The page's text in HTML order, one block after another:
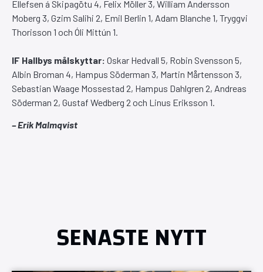
Ellefsen á Skipagötu 4, Felix Möller 3, William Andersson
Moberg 3, Gzim Salihi 2, Emil Berlin 1, Adam Blanche 1, Tryggvi
Thorisson 1 och Óli Mittún 1.
IF Hallbys målskyttar: Oskar Hedvall 5, Robin Svensson 5,
Albin Broman 4, Hampus Söderman 3, Martin Mårtensson 3,
Sebastian Waage Mossestad 2, Hampus Dahlgren 2, Andreas
Söderman 2, Gustaf Wedberg 2 och Linus Eriksson 1.
– Erik Malmqvist
SENASTE NYTT